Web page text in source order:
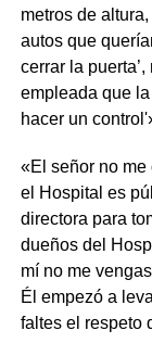
metros de
autos que
cerrar la
empleada que
hacer un
«El señor no me
el Hospital es
directora para
dueños del
mí no me
Él empezó a
faltes el respeto